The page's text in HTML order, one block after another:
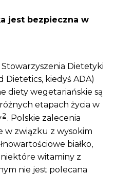
jest bezpieczna w
Dietetyki
kiedyś ADA)
diety wegetariańskie są
etapach życia w
2. Polskie zalecenia
w związku z wysokim
białko,
witaminy z
nie jest polecana